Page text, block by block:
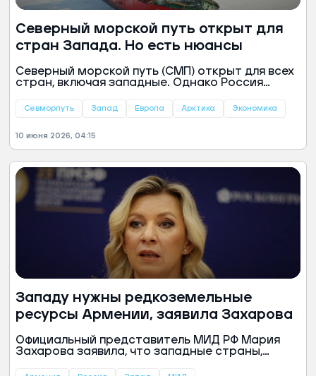
Северный морской путь открыт для
стран Запада. Но есть нюансы
Северный морской путь (СМП) открыт для всех
стран, включая западные. Однако Россия
маршрутом, заявил министр по развитию
Севморпуть Запад Европа Арктика Экономика
10 июня 2026, 04:15
Западу нужны редкоземельные
ресурсы Армении, заявила Захарова
Официальный представитель МИД РФ Мария
Захарова заявила, что западные страны,